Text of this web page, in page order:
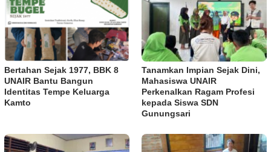
Bertahan Sejak 1977, BBK 8
UNAIR Bantu Bangun
Identitas Tempe Keluarga
Kamto
Tanamkan Impian Sejak Dini,
Mahasiswa UNAIR
Perkenalkan Ragam Profesi
kepada Siswa SDN
Gunungsari